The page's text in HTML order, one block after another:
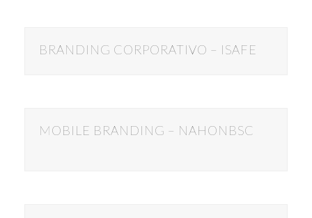
BRANDING CORPORATIVO – ISAFE
MOBILE BRANDING – NAHONBSC